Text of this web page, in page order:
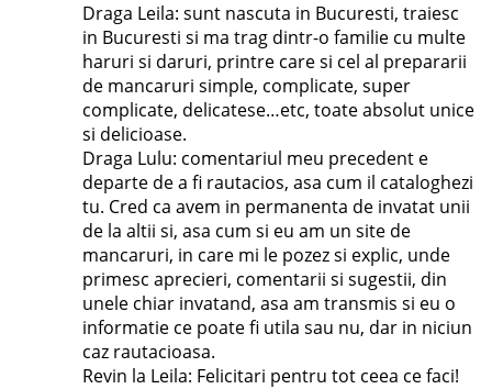
Draga Leila: sunt nascuta in Bucuresti, traiesc
in Bucuresti si ma trag dintr-o familie cu multe
haruri si daruri, printre care si cel al prepararii
de mancaruri simple, complicate, super
complicate, delicatese…etc, toate absolut unice
si delicioase.
Draga Lulu: comentariul meu precedent e
departe de a fi rautacios, asa cum il cataloghezi
tu. Cred ca avem in permanenta de invatat unii
de la altii si, asa cum si eu am un site de
mancaruri, in care mi le pozez si explic, unde
primesc aprecieri, comentarii si sugestii, din
unele chiar invatand, asa am transmis si eu o
informatie ce poate fi utila sau nu, dar in niciun
caz rautacioasa.
Revin la Leila: Felicitari pentru tot ceea ce faci!